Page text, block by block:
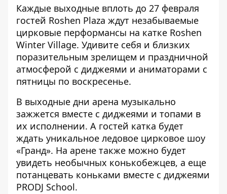
Каждые выходные вплоть до 27 февраля
гостей Roshen Plaza ждут незабываемые
цирковые перформансы на катке Roshen
Winter Village. Удивите себя и близких
поразительным зрелищем и праздничной
атмосферой с диджеями и аниматорами с
пятницы по воскресенье.
В выходные дни арена музыкально
зажжется вместе с диджеями и топами в
их исполнении. А гостей катка будет
ждать уникальное ледовое цирковое шоу
«Гранд». На арене также можно будет
увидеть необычных конькобежцев, а еще
потанцевать коньками вместе с диджеями
PRODJ School.